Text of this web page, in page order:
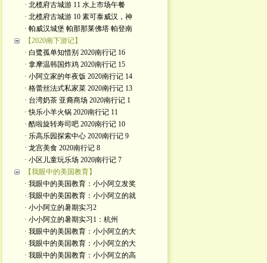
· 北榄府古城游 11 水上市场午餐
· 北榄府古城游 10 素可泰威汉，神
· 帕威汉城堡 帕那那莱佛塔 帕登南
【2020南下游记】
· 白鹭孤单知惜别 2020南行记 16
· 拿摩温韩国炸鸡 2020南行记 15
· 小阿立家的年夜饭 2020南行记 14
· 格蕾丝法式私家菜 2020南行记 13
· 台湾奶茶 亚裔商场 2020南行记 1
· 快乐小羊火锅 2020南行记 11
· 酷啦旋转寿司吧 2020南行记 10
· 乐高乐园探索中心 2020南行记 9
· 龙宫美食 2020南行记 8
· 小区儿童玩乐场 2020南行记 7
【我眼中的美国教育】
· 我眼中的美国教育：小小阿立发奖
· 我眼中的美国教育：小小阿立的就
· 小小阿立的暑期实习2
· 小小阿立的暑期实习1：杭州
· 我眼中的美国教育：小小阿立的大
· 我眼中的美国教育：小小阿立的大
· 我眼中的美国教育：小小阿立的高